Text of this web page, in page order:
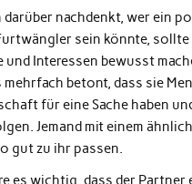
darüber nachdenkt, wer ein
sein könnte, sollte
und Interessen bewusst
betont, dass sie
für eine Sache haben
Jemand mit einem
gut zu ihr passen.
es wichtig, dass der Partner